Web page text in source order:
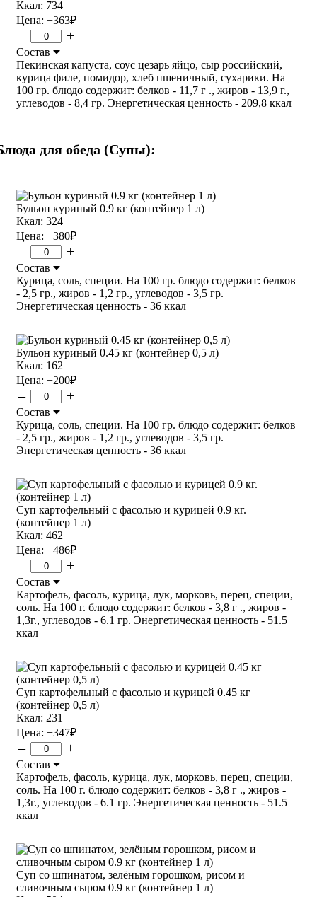
Ккал: 734
Цена: +363₽
– +
Состав
Пекинская капуста, соус цезарь яйцо, сыр российский,
курица филе, помидор, хлеб пшеничный, сухарики. На
100 гр. блюдо содержит: белков - 11,7 г ., жиров - 13,9 г.,
углеводов - 8,4 гр. Энергетическая ценность - 209,8 ккал
для обеда (Супы):
Бульон куриный 0.9 кг (контейнер 1 л)
Ккал: 324
Цена: +380₽
– +
Состав
Курица, соль, специи. На 100 гр. блюдо содержит: белков
- 2,5 гр., жиров - 1,2 гр., углеводов - 3,5 гр.
Энергетическая ценность - 36 ккал
Бульон куриный 0.45 кг (контейнер 0,5 л)
Ккал: 162
Цена: +200₽
– +
Состав
Курица, соль, специи. На 100 гр. блюдо содержит: белков
- 2,5 гр., жиров - 1,2 гр., углеводов - 3,5 гр.
Энергетическая ценность - 36 ккал
Суп картофельный с фасолью и курицей 0.9 кг.
(контейнер 1 л)
Ккал: 462
Цена: +486₽
– +
Состав
Картофель, фасоль, курица, лук, морковь, перец, специи,
соль. На 100 г. блюдо содержит: белков - 3,8 г ., жиров -
1,3г., углеводов - 6.1 гр. Энергетическая ценность - 51.5
ккал
Суп картофельный с фасолью и курицей 0.45 кг
(контейнер 0,5 л)
Ккал: 231
Цена: +347₽
– +
Состав
Картофель, фасоль, курица, лук, морковь, перец, специи,
соль. На 100 г. блюдо содержит: белков - 3,8 г ., жиров -
1,3г., углеводов - 6.1 гр. Энергетическая ценность - 51.5
ккал
Суп со шпинатом, зелёным горошком, рисом и
сливочным сыром 0.9 кг (контейнер 1 л)